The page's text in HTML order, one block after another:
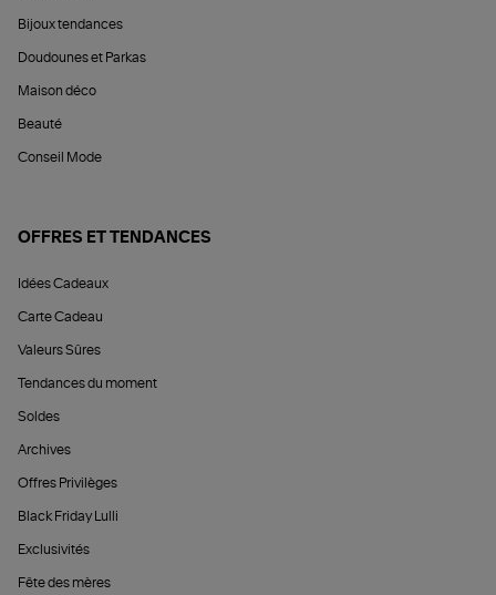
Bijoux tendances
Doudounes et Parkas
Maison déco
Beauté
Conseil Mode
OFFRES ET TENDANCES
Idées Cadeaux
Carte Cadeau
Valeurs Sûres
Tendances du moment
Soldes
Archives
Offres Privilèges
Black Friday Lulli
Exclusivités
Fête des mères